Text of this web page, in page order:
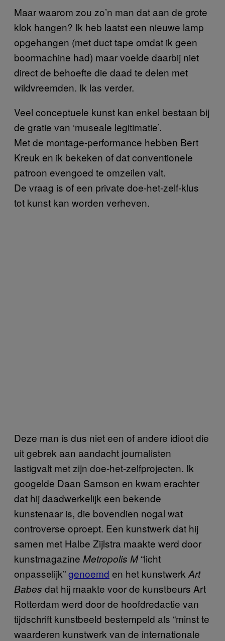
Maar waarom zou zo’n man dat aan de grote
klok hangen? Ik heb laatst een nieuwe lamp
opgehangen (met duct tape omdat ik geen
boormachine had) maar voelde daarbij niet
direct de behoefte die daad te delen met
wildvreemden. Ik las verder.
Veel conceptuele kunst kan enkel bestaan bij
de gratie van ‘museale legitimatie’.
Met de montage-performance hebben Bert
Kreuk en ik bekeken of dat conventionele
patroon evengoed te omzeilen valt.
De vraag is of een private doe-het-zelf-klus
tot kunst kan worden verheven.
Deze man is dus niet een of andere idioot die
uit gebrek aan aandacht journalisten
lastigvalt met zijn doe-het-zelfprojecten. Ik
googelde Daan Samson en kwam erachter
dat hij daadwerkelijk een bekende
kunstenaar is, die bovendien nogal wat
controverse oproept. Een kunstwerk dat hij
samen met Halbe Zijlstra maakte werd door
kunstmagazine Metropolis M“licht
onpasselijk”genoemd en het kunstwerk Art
Babes dat hij maakte voor de kunstbeurs Art
Rotterdam werd door de hoofdredactie van
tijdschrift kunstbeeld bestempeld als “minst te
waarderen kunstwerk van de internationale